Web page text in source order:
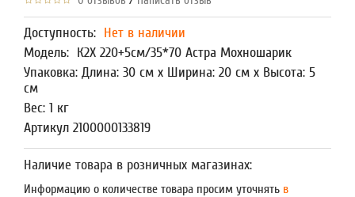
Доступность: Нет в наличии
Модель: К2Х 220+5см/35*70 Астра Мохношарик
Упаковка: Длина: 30 см x Ширина: 20 см x Высота: 5
см
Вес: 1 кг
Артикул 2100000133819
Наличие товара в розничных магазинах:
Информацию о количестве товара просим уточнять в